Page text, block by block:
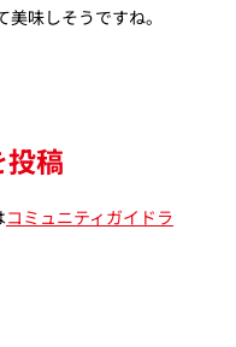
味しそうですね。
投稿
コミュニティガイドラ